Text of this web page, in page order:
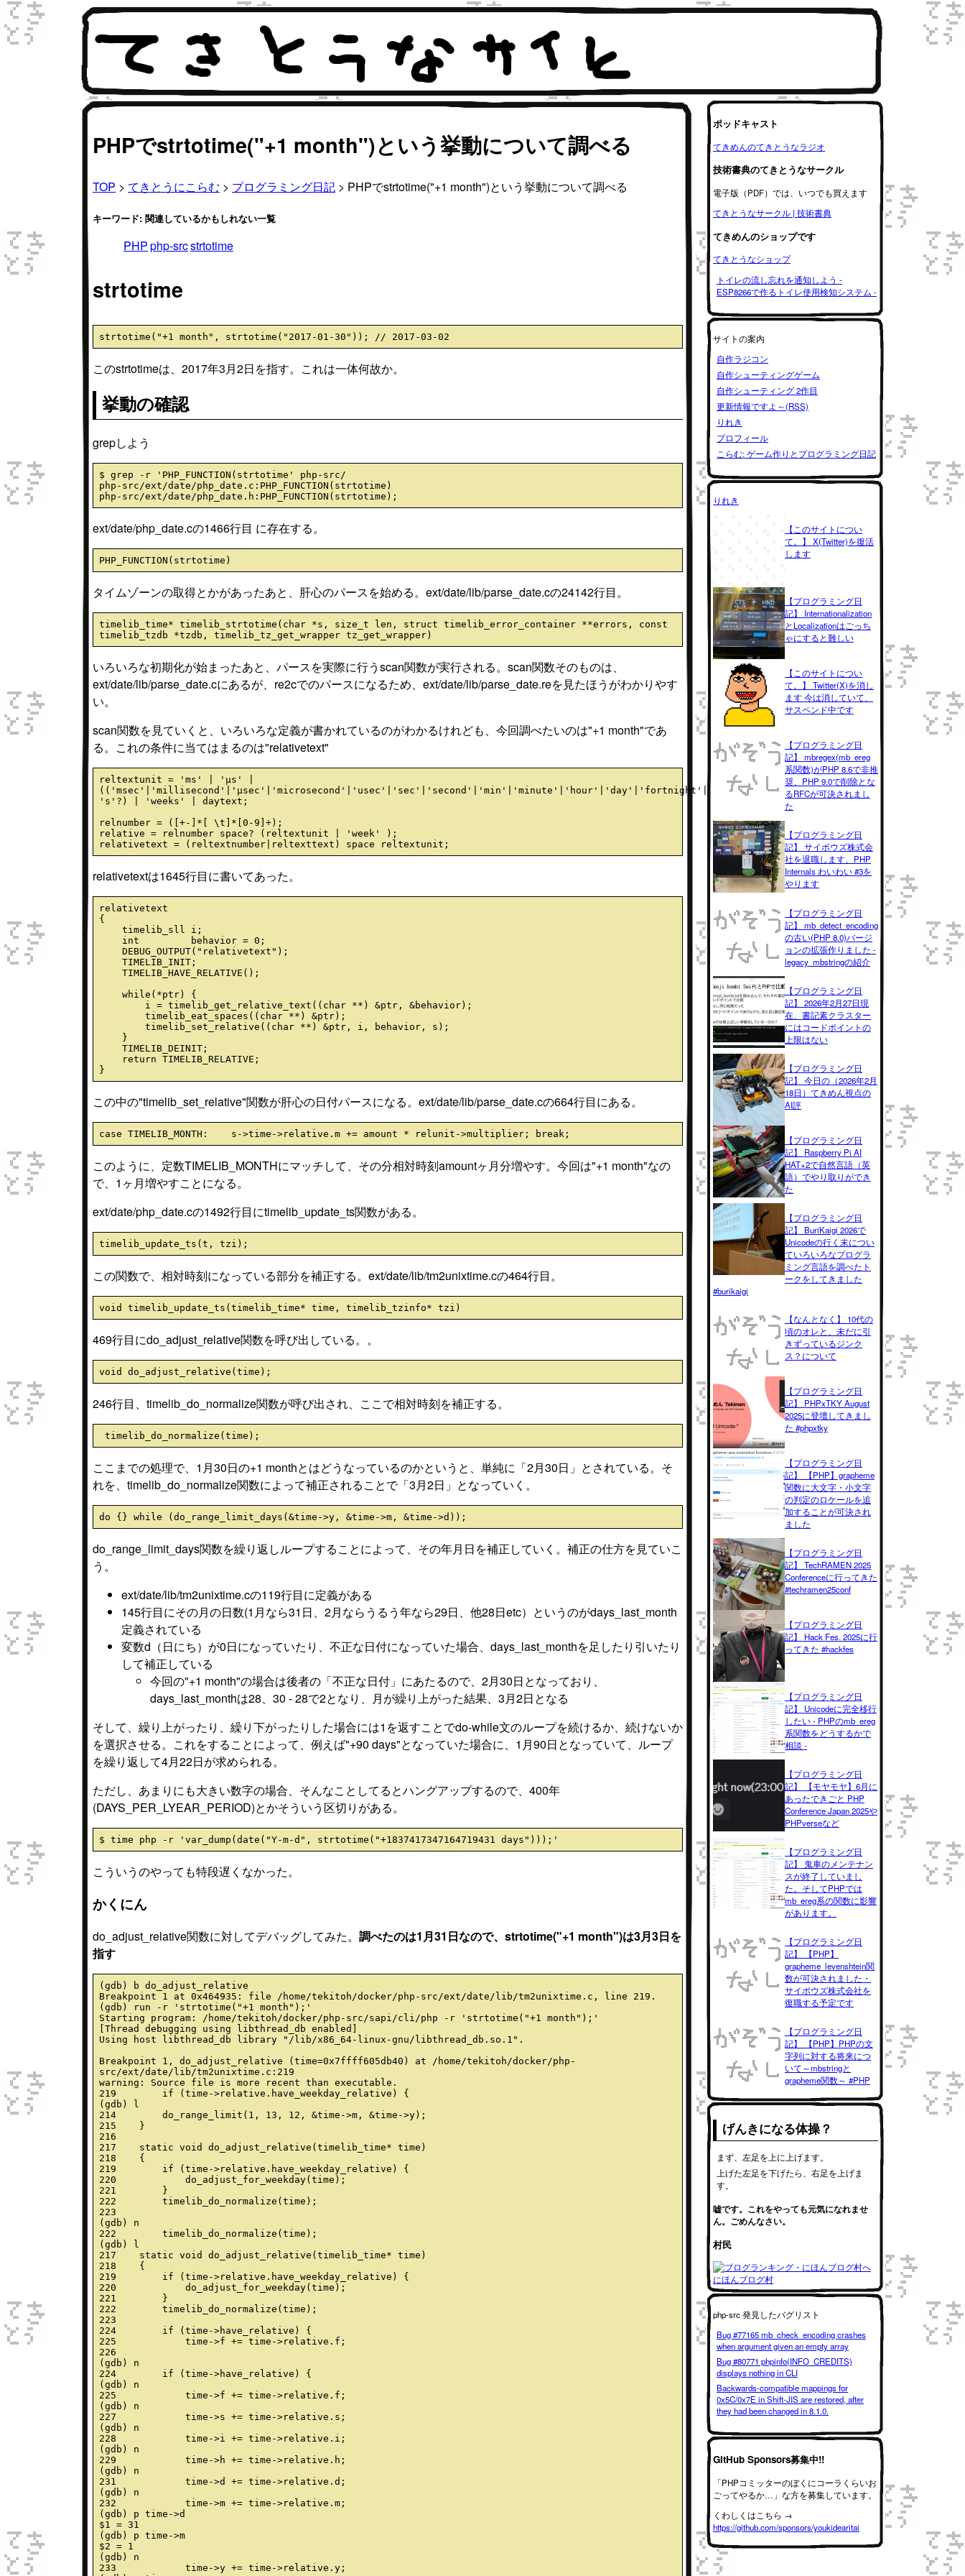
PHPでstrtotime("+1 month")という挙動について調べる
TOP > てきとうにこらむ > プログラミング日記 > PHPでstrtotime("+1 month")という挙動について調べる
キーワード: 関連しているかもしれない一覧
PHPphp-srcstrtotime
strtotime
このstrtotimeは、2017年3月2日を指す。これは一体何故か。
挙動の確認
grepしよう
$ grep -r 'PHP_FUNCTION(strtotime' php-src/
php-src/ext/date/php_date.c:PHP_FUNCTION(strtotime)
ext/date/php_date.cの1466行目 に存在する。
タイムゾーンの取得とかがあったあと、肝心のパースを始める。ext/date/lib/parse_date.cの24142行目。
timelib_time* timelib_strtotime(char *s, size_t len, struct timelib_error_container **errors, const
いろいろな初期化が始まったあと、パースを実際に行うscan関数が実行される。scan関数そのものは、
ext/date/lib/parse_date.cにあるが、re2cでのパースになるため、ext/date/lib/parse_date.reを見たほうがわかりやす
い。
scan関数を見ていくと、いろいろな定義が書かれているのがわかるけれども、今回調べたいのは"+1 month"であ
る。これの条件に当てはまるのは"relativetext"
reltextunit = 'ms' | 'µs' |
(('msec'|'millisecond'|'µsec'|'microsecond'|'usec'|'sec'|'second'|'min'|'minute'|'hour'|'day'|'fortnight'|'forthnight'|'month'|'year')
's'?) | 'weeks' | daytext;
relnumber = ([+-]*[ \t]*[0-9]+);
relative = relnumber space? (reltextunit | 'week' );
relativetextは1645行目に書いてあった。
relativetext
{
この中の"timelib_set_relative"関数が肝心の日付パースになる。ext/date/lib/parse_date.cの664行目にある。
このように、定数TIMELIB_MONTHにマッチして、その分相対時刻amountヶ月分増やす。今回は"+1 month"なの
で、1ヶ月増やすことになる。
ext/date/php_date.cの1492行目にtimelib_update_ts関数がある。
この関数で、相対時刻になっている部分を補正する。ext/date/lib/tm2unixtime.cの464行目。
469行目にdo_adjust_relative関数を呼び出している。。
246行目、timelib_do_normalize関数が呼び出され、ここで相対時刻を補正する。
ここまでの処理で、1月30日の+1 monthとはどうなっているのかというと、単純に「2月30日」とされている。そ
れを、timelib_do_normalize関数によって補正されることで「3月2日」となっていく。
do_range_limit_days関数を繰り返しループすることによって、その年月日を補正していく。補正の仕方を見ていこ
う。
ext/date/lib/tm2unixtime.cの119行目に定義がある
145行目にその月の日数(1月なら31日、2月ならうるう年なら29日、他28日etc）というのがdays_last_month
定義されている
変数d（日にち）が0日になっていたり、不正な日付になっていた場合、days_last_monthを足したり引いたり
して補正している
今回の"+1 month"の場合は後者の「不正な日付」にあたるので、2月30日となっており、
days_last_monthは28、30 - 28で2となり、月が繰り上がった結果、3月2日となる
そして、繰り上がったり、繰り下がったりした場合には1を返すことでdo-while文のループを続けるか、続けないか
を選択させる。これをすることによって、例えば"+90 days"となっていた場合に、1月90日となっていて、ループ
を繰り返して4月22日が求められる。
ただし、あまりにも大きい数字の場合、そんなことしてるとハングアップするので、400年
(DAYS_PER_LYEAR_PERIOD)とかそういう区切りがある。
こういうのやっても特段遅くなかった。
かくにん
do_adjust_relative関数に対してデバッグしてみた。 調べたのは1月31日なので、strtotime("+1 month")は3月3日を
指す
(gdb) b do_adjust_relative
Breakpoint 1 at 0x464935: file /home/tekitoh/docker/php-src/ext/date/lib/tm2unixtime.c, line 219.
(gdb) run -r 'strtotime("+1 month");'
Starting program: /home/tekitoh/docker/php-src/sapi/cli/php -r 'strtotime("+1 month");'
[Thread debugging using libthread_db enabled]
Using host libthread_db library "/lib/x86_64-linux-gnu/libthread_db.so.1".
Breakpoint 1, do_adjust_relative (time=0x7ffff605db40) at /home/tekitoh/docker/php-
src/ext/date/lib/tm2unixtime.c:219
warning: Source file is more recent than executable.
219        if (time->relative.have_weekday_relative) {
(gdb) l
214        do_range_limit(1, 13, 12, &time->m, &time->y);
215    }
216
217    static void do_adjust_relative(timelib_time* time)
218    {
219        if (time->relative.have_weekday_relative) {
220            do_adjust_for_weekday(time);
221        }
222        timelib_do_normalize(time);
223
(gdb) n
222        timelib_do_normalize(time);
(gdb) l
217    static void do_adjust_relative(timelib_time* time)
218    {
219        if (time->relative.have_weekday_relative) {
220            do_adjust_for_weekday(time);
221        }
222        timelib_do_normalize(time);
223
224        if (time->have_relative) {
225            time->f += time->relative.f;
226
(gdb) n
224        if (time->have_relative) {
(gdb) n
225            time->f += time->relative.f;
(gdb) n
227            time->s += time->relative.s;
(gdb) n
228            time->i += time->relative.i;
(gdb) n
229            time->h += time->relative.h;
(gdb) n
231            time->d += time->relative.d;
(gdb) n
232            time->m += time->relative.m;
(gdb) p time->d
$1 = 31
(gdb) p time->m
$2 = 1
(gdb) n
233            time->y += time->relative.y;
ポッドキャスト
てきめんのてきとうなラジオ
技術書典のてきとうなサークル
電子版（PDF）では、いつでも買えます
てきとうなサークル | 技術書典
てきめんのショップです
てきとうなショップ
トイレの流し忘れを通知しよう -
ESP8266で作るトイレ使用検知システム -
サイトの案内
自作ラジコン
自作シューティングゲーム
自作シューティング 2作目
更新情報ですよ～(RSS)
りれき
プロフィール
こらむ: ゲーム作りとプログラミング日記
りれき
【このサイトについ
て。】 X(Twitter)を復活
します
【プログラミング日
記】 Internationalization
とLocalizationはごっち
ゃにすると難しい
【このサイトについ
て。】 Twitter(X)を消し
ます 今は消していて、
サスペンド中です
【プログラミング日
記】 mbregex(mb_ereg
系関数)がPHP 8.6で非推
奨、PHP 9.0で削除とな
るRFCが可決されまし
た
【プログラミング日
記】 サイボウズ株式会
社を退職します、PHP
Internals わいわい #3を
やります
【プログラミング日
記】 mb_detect_encoding
の古い(PHP 8.0)バージ
ョンの拡張作りました -
legacy_mbstringの紹介
【プログラミング日
記】 2026年2月27日現
在、書記素クラスター
にはコードポイントの
上限はない
【プログラミング日
記】 今日の（2026年2月
18日）てきめん視点の
AI評
【プログラミング日
記】 Raspberry Pi AI
HAT+2で自然言語（英
語）でやり取りができ
た
【プログラミング日
記】 BuriKaigi 2026で
Unicodeの行く末につい
ていろいろなプログラ
ミング言語を調べたト
ークをしてきました
#burikaigi
【なんとなく】 10代の
頃のオレと、未だに引
きずっているジンク
ス？について
【プログラミング日
記】 PHPxTKY August
2025に登壇してきまし
た #phpxtky
【プログラミング日
記】 【PHP】grapheme
関数に大文字・小文字
の判定のロケールを追
加することが可決され
ました
【プログラミング日
記】 TechRAMEN 2025
Conferenceに行ってきた
#techramen25conf
【プログラミング日
記】 Hack Fes. 2025に行
ってきた #hackfes
【プログラミング日
記】 Unicodeに完全移行
したい - PHPのmb_ereg
系関数をどうするかで
相談 -
【プログラミング日
記】 【モヤモヤ】6月に
あったできごと PHP
Conference Japan 2025や
PHPverseなど
【プログラミング日
記】 鬼車のメンテナン
スが終了していまし
た。そしてPHPでは
mb_ereg系の関数に影響
があります。
【プログラミング日
記】 【PHP】
grapheme_levenshtein関
数が可決されました・
サイボウズ株式会社を
復職する予定です
【プログラミング日
記】 【PHP】PHPの文
字列に対する将来につ
いて～mbstringと
grapheme関数～ #PHP
げんきになる体操？
まず、左足を上に上げます。
上げた左足を下げたら、右足を上げま
す。
嘘です。これをやっても元気になれませ
ん。ごめんなさい。
村民
にほんブログ村
php-src 発見したバグリスト
Bug #77165 mb_check_encoding crashes
when argument given an empty array
Bug #80771 phpinfo(INFO_CREDITS)
displays nothing in CLI
Backwards-compatible mappings for
0x5C/0x7E in Shift-JIS are restored, after
they had been changed in 8.1.0.
GitHub Sponsors募集中!!
「PHPコミッターのぼくにコーラくらいお
ごってやるか…」な方を募集しています。
くわしくはこちら →
https://github.com/sponsors/youkidearitai